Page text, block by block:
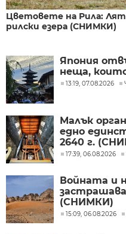
Цветовете на Рила:
рилски езера (СНИМКИ)
Япония
неща,
13:19, 07.08.2026
Малък
едно
2640 г.
17:39, 06.08.2026
Войната и
(СНИМКИ)
15:09, 06.08.2026